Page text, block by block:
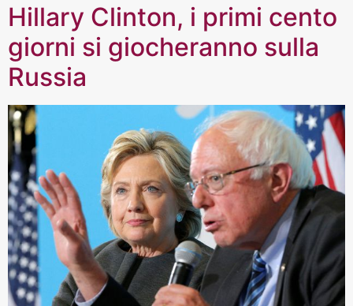
Hillary Clinton, i primi cento
giorni si giocheranno sulla
Russia